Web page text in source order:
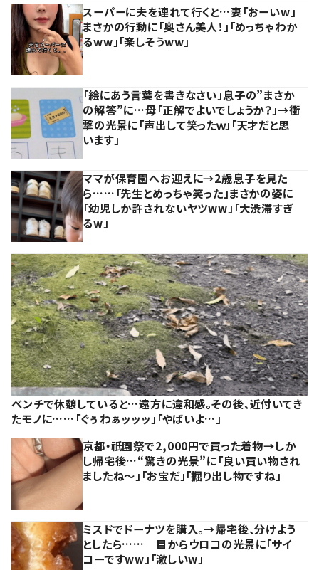
スーパーに夫を連れて行くと…妻「おーいw」
まさかの行動に「奥さん美人！」「めっちゃわか
るww」「楽しそうww」
「絵にあう言葉を書きなさい」息子の”まさか
の解答”に…母「正解でよいでしょうか？」→衝
撃の光景に「声出して笑ったｗ」「天才だと思
います」
ママが保育園へお迎えに→2歳息子を見た
ら……「先生とめっちゃ笑った」まさかの姿に
「幼児しか許されないヤツww」「大渋滞すぎ
るw」
ベンチで休憩していると…遠方に違和感。その後、近付いてき
たモノに……「ぐぅわぁッッッ」「やばいよ…」
京都・祇園祭で2,000円で買った着物→しか
し帰宅後…“驚きの光景”に「良い買い物され
ましたね～」「お宝だ」「掘り出し物ですね」
ミスドでドーナツを購入。→帰宅後、分けよう
としたら…… 目からウロコの光景に「サイ
コーですww」「激しいw」